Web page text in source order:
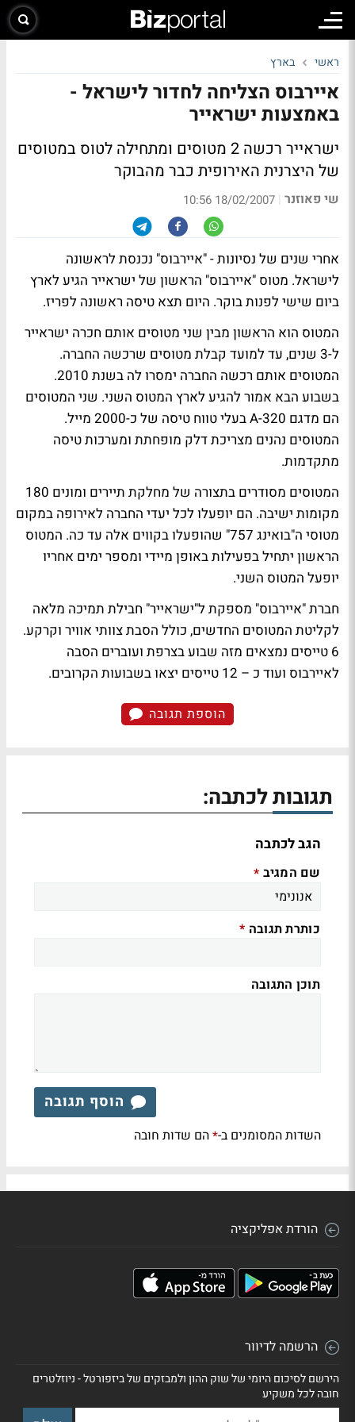
ראשי בארץ
איירבוס הצליחה לחדור לישראל -
באמצעות ישראייר
ישראייר רכשה 2 מטוסים ומתחילה לטוס במטוסים
של היצרנית האירופית כבר מהבוקר
שי פאוזנר |
18/02/2007 10:56
אחרי שנים של נסיונות - "איירבוס" נכנסת לראשונה
לישראל. מטוס "איירבוס" הראשון של ישראייר הגיע לארץ
ביום שישי לפנות בוקר. היום תצא טיסה ראשונה לפריז.
המטוס הוא הראשון מבין שני מטוסים אותם חכרה ישראייר
ל-3 שנים, עד למועד קבלת מטוסים שרכשה החברה.
המטוסים אותם רכשה החברה ימסרו לה בשנת 2010.
בשבוע הבא אמור להגיע לארץ המטוס השני. שני המטוסים
הם מדגם 320-A בעלי טווח טיסה של כ-2000 מייל.
המטוסים נהנים מצריכת דלק מופחתת ומערכות טיסה
מתקדמות.
המטוסים מסודרים בתצורה של מחלקת תיירים ומונים 180
מקומות ישיבה. הם יופעלו לכל יעדי החברה לאירופה במקום
מטוסי ה"בואינג 757" שהופעלו בקווים אלה עד כה. המטוס
הראשון יתחיל בפעילות באופן מיידי ומספר ימים אחריו
יופעל המטוס השני.
חברת "איירבוס" מספקת ל"ישראייר" חבילת תמיכה מלאה
לקליטת המטוסים החדשים, כולל הסבת צוותי אוויר וקרקע.
6 טייסים נמצאים מזה שבוע בצרפת ועוברים הסבה
לאיירבוס ועוד כ – 12 טייסים יצאו בשבועות הקרובים.
הוספת תגובה
תגובות לכתבה:
הגב לכתבה
שם המגיב *
כותרת תגובה *
תוכן התגובה
הוסף תגובה
השדות המסומנים ב-*הם שדות חובה
הורדת אפליקציה
הרשמה לדיוור
הירשם לסיכום היומי של שוק ההון ולמבזקים של ביזפורטל - ניוזלטרים
חובה לכל משקיע